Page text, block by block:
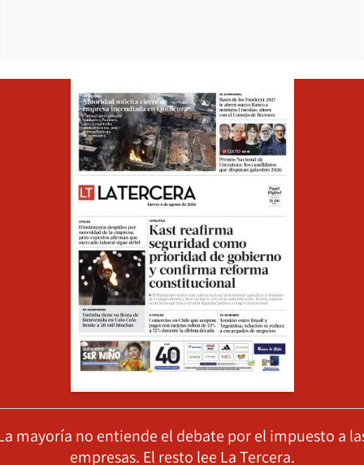
mayoría no entiende el debate por el impuesto a
empresas. El resto lee La Tercera.